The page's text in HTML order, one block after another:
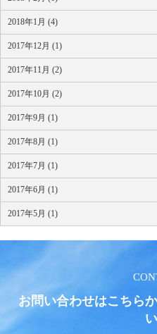
2018年1月 (4)
2017年12月 (1)
2017年11月 (2)
2017年10月 (2)
2017年9月 (1)
2017年8月 (1)
2017年7月 (1)
2017年6月 (1)
2017年5月 (1)
お問い合わせはこちら
い